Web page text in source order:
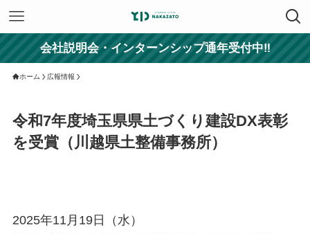
会社説明会・インターンシップ通年受付中‼
ホーム 広報情報
令和7年度埼玉県県土づくり建設DX表彰
を受賞（川越県土整備事務所）
2025年11月19日（水）